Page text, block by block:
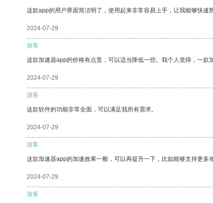
这款app的用户界面简洁明了，使用起来非常容易上手，让我能够快速
2024-07-29
游客
这款加速器app的价格有点贵，可以适当降低一些。我个人觉得，一款
2024-07-29
游客
这款软件的功能非常全面，可以满足我所有需求。
2024-07-29
游客
这款加速器app的加速效果一般，可以再提升一下，比如能够支持更多
2024-07-29
游客